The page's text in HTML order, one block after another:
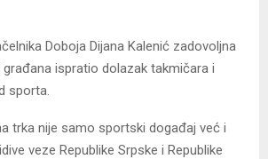
Doboja Dijana Kalenić zadovoljna
ispratio dolazak takmičara i
sporta.
trka nije samo sportski događaj već i
veze Republike Srpske i Republike